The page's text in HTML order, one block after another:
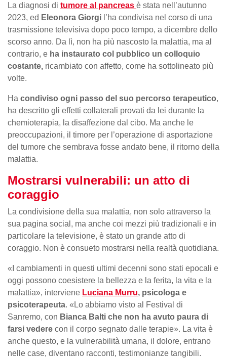
La diagnosi di tumore al pancreas è stata nell’autunno
2023, ed Eleonora Giorgi l’ha condivisa nel corso di una
trasmissione televisiva dopo poco tempo, a dicembre dello
scorso anno. Da lì, non ha più nascosto la malattia, ma al
contrario, e ha instaurato col pubblico un colloquio
costante, ricambiato con affetto, come ha sottolineato più
volte.
Ha condiviso ogni passo del suo percorso terapeutico,
ha descritto gli effetti collaterali provati da lei durante la
chemioterapia, la disaffezione dal cibo. Ma anche le
preoccupazioni, il timore per l’operazione di asportazione
del tumore che sembrava fosse andato bene, il ritorno della
malattia.
Mostrarsi vulnerabili: un atto di
coraggio
La condivisione della sua malattia, non solo attraverso la
sua pagina social, ma anche coi mezzi più tradizionali e in
particolare la televisione, è stato un grande atto di
coraggio. Non è consueto mostrarsi nella realtà quotidiana.
«I cambiamenti in questi ultimi decenni sono stati epocali e
oggi possono coesistere la bellezza e la ferita, la vita e la
malattia», interviene Luciana Murru, psicologa e
psicoterapeuta. «Lo abbiamo visto al Festival di
Sanremo, con Bianca Balti che non ha avuto paura di
farsi vedere con il corpo segnato dalle terapie». La vita è
anche questo, e la vulnerabilità umana, il dolore, entrano
nelle case, diventano racconti, testimonianze tangibili.